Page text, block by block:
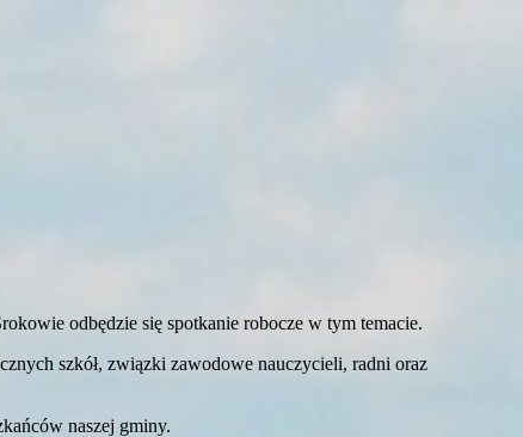
odbędzie się spotkanie robocze w tym temacie.
szkół, związki zawodowe nauczycieli, radni oraz
naszej gminy.